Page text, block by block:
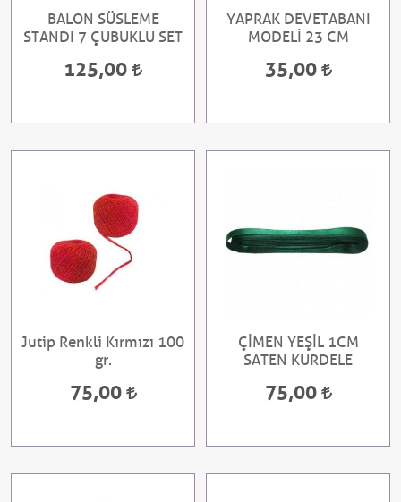
BALON SÜSLEME
STANDI 7 ÇUBUKLU SET
125,00
YAPRAK DEVETABANI
MODELİ 23 CM
35,00
Jutip Renkli Kırmızı 100
gr.
75,00
ÇİMEN YEŞİL 1CM
SATEN KURDELE
75,00